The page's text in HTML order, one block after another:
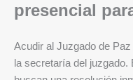
presencial
Acudir al Juzgado de
la secretaría del juzgado.